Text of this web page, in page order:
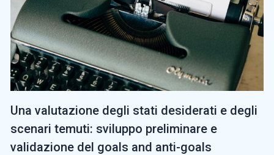
Una valutazione degli stati desiderati e degli
scenari temuti: sviluppo preliminare e
validazione del goals and anti-goals